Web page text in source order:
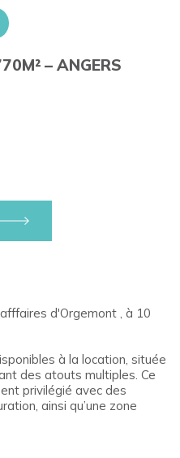
– ANGERS
d'Orgemont , à 10
à la location, située
des atouts multiples. Ce
privilégié avec des
ainsi qu’une zone